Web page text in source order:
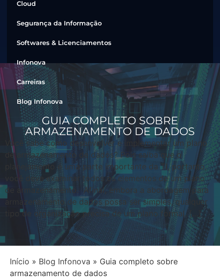
Cloud
Segurança da Informação
Softwares & Licenciamentos
Infonova
Carreiras
Blog Infonova
GUIA COMPLETO SOBRE
ARMAZENAMENTO DE DADOS
Você sabe como desenvolver e implementar um plano
de armazenamento de dados? Pois saiba que o
planejamento é uma parte importante da TI, portanto,
você deve examinar todos os elementos de um plano
de armazenamento. Afinal, embora a abordagem para
armazenamento de dados possa ser simples, qualquer
tipo de organização precisa de um plano formal. […]
Início » Blog Infonova » Guia completo sobre
armazenamento de dados